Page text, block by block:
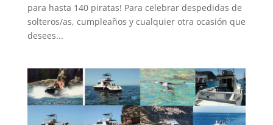
para hasta 140 piratas! Para celebrar despedidas de
solteros/as, cumpleaños y cualquier otra ocasión que
desees...